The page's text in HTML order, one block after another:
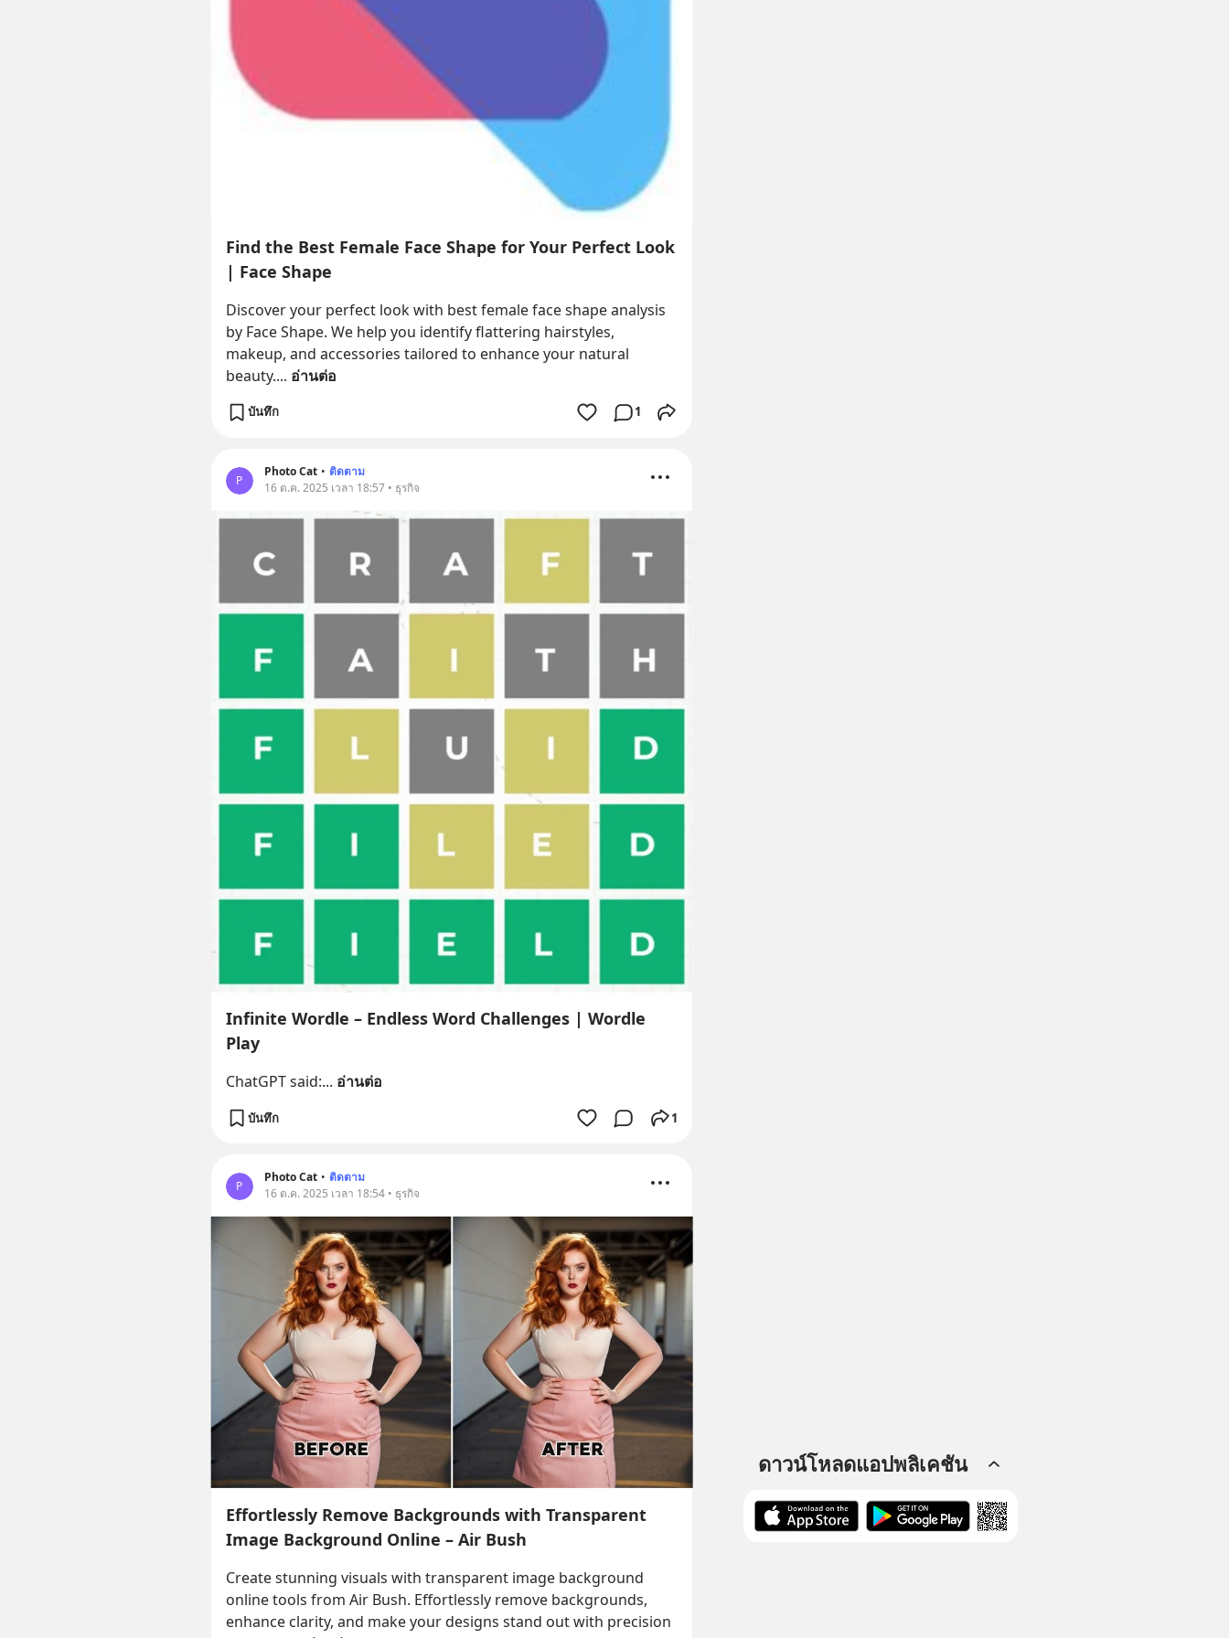
Find the Best Female Face Shape for Your Perfect Look
| Face Shape
Discover your perfect look with best female face shape analysis
by Face Shape. We help you identify flattering hairstyles,
makeup, and accessories tailored to enhance your natural
beauty.... อ่านต่อ
บันทึก 1
P
Photo Cat • ติดตาม
16 ต.ค. 2025 เวลา 18:57 • ธุรกิจ
Infinite Wordle – Endless Word Challenges | Wordle
Play
ChatGPT said:... อ่านต่อ
บันทึก 1
P
Photo Cat • ติดตาม
16 ต.ค. 2025 เวลา 18:54 • ธุรกิจ
Effortlessly Remove Backgrounds with Transparent
Image Background Online – Air Bush
Create stunning visuals with transparent image background
online tools from Air Bush. Effortlessly remove backgrounds,
enhance clarity, and make your designs stand out with precision
ดาวน์โหลดแอปพลิเคชัน